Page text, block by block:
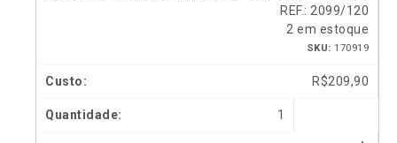
REF.: 2099/120
2 em estoque
SKU: 170919
R$209,90
1